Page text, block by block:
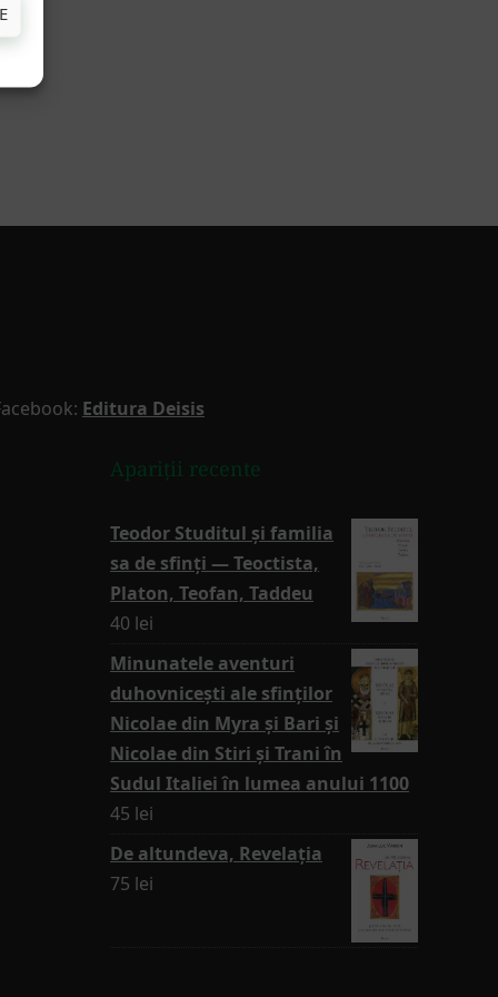
Editura Deisis
Apariții recente
Teodor Studitul și familia
sa de sfinți — Teoctista,
Platon, Teofan, Taddeu
40 lei
Minunatele aventuri
duhovnicești ale sfinților
Nicolae din Myra și Bari și
Nicolae din Stiri și Trani în
Sudul Italiei în lumea anului 1100
45 lei
De altundeva, Revelația
75 lei